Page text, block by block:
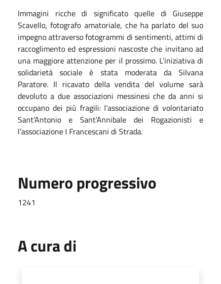
Immagini ricche di significato quelle di Giuseppe
Scavello, fotografo amatoriale, che ha parlato del suo
impegno attraverso fotogrammi di sentimenti, attimi di
raccoglimento ed espressioni nascoste che invitano ad
una maggiore attenzione per il prossimo. L’iniziativa di
solidarietà sociale è stata moderata da Silvana
Paratore. Il ricavato della vendita del volume sarà
devoluto a due associazioni messinesi che da anni si
occupano dei più fragili: l’associazione di volontariato
Sant’Antonio e Sant’Annibale dei Rogazionisti e
l’associazione I Francescani di Strada.
Numero progressivo
1241
A cura di